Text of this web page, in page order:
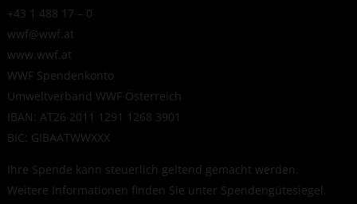
+43 1 488 17 – 0
wwf@wwf.at
www.wwf.at
WWF Spendenkonto
Umweltverband WWF Österreich
IBAN: AT26 2011 1291 1268 3901
BIC: GIBAATWWXXX
Ihre Spende kann steuerlich geltend gemacht werden.
Weitere Informationen finden Sie unter Spendengütesiegel